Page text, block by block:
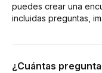
puedes crear una
incluidas preguntas,
¿Cuántas